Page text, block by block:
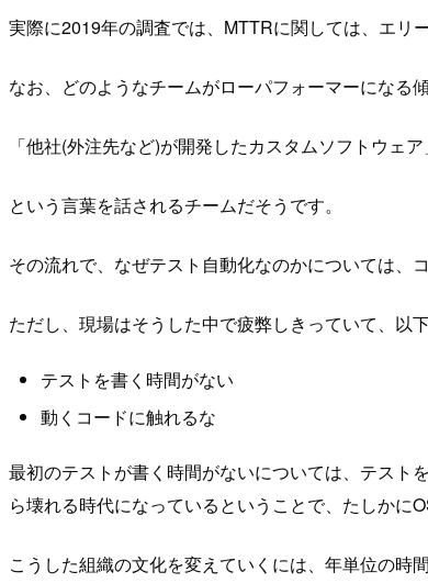
実際に2019年の調査では、MTTRに関しては、エリ
なお、どのようなチームがローパフォーマーになる
「他社(外注先など)が開発したカスタムソフトウェア
という言葉を話されるチームだそうです。
その流れで、なぜテスト自動化なのかについては、
ただし、現場はそうした中で疲弊しきっていて、以
テストを書く時間がない
動くコードに触れるな
最初のテストが書く時間がないについては、テスト
ら壊れる時代になっているということで、たしかに
こうした組織の文化を変えていくには、年単位の時